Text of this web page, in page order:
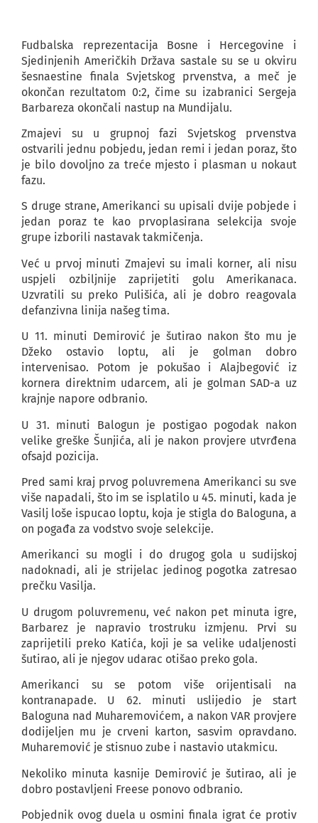
Fudbalska reprezentacija Bosne i Hercegovine i
Sjedinjenih Američkih Država sastale su se u okviru
šesnaestine finala Svjetskog prvenstva, a meč je
okončan rezultatom 0:2, čime su izabranici Sergeja
Barbareza okončali nastup na Mundijalu.
Zmajevi su u grupnoj fazi Svjetskog prvenstva
ostvarili jednu pobjedu, jedan remi i jedan poraz, što
je bilo dovoljno za treće mjesto i plasman u nokaut
fazu.
S druge strane, Amerikanci su upisali dvije pobjede i
jedan poraz te kao prvoplasirana selekcija svoje
grupe izborili nastavak takmičenja.
Već u prvoj minuti Zmajevi su imali korner, ali nisu
uspjeli ozbiljnije zaprijetiti golu Amerikanaca.
Uzvratili su preko Pulišića, ali je dobro reagovala
defanzivna linija našeg tima.
U 11. minuti Demirović je šutirao nakon što mu je
Džeko ostavio loptu, ali je golman dobro
intervenisao. Potom je pokušao i Alajbegović iz
kornera direktnim udarcem, ali je golman SAD-a uz
krajnje napore odbranio.
U 31. minuti Balogun je postigao pogodak nakon
velike greške Šunjića, ali je nakon provjere utvrđena
ofsajd pozicija.
Pred sami kraj prvog poluvremena Amerikanci su sve
više napadali, što im se isplatilo u 45. minuti, kada je
Vasilj loše ispucao loptu, koja je stigla do Baloguna, a
on pogađa za vodstvo svoje selekcije.
Amerikanci su mogli i do drugog gola u sudijskoj
nadoknadi, ali je strijelac jedinog pogotka zatresao
prečku Vasilja.
U drugom poluvremenu, već nakon pet minuta igre,
Barbarez je napravio trostruku izmjenu. Prvi su
zaprijetili preko Katića, koji je sa velike udaljenosti
šutirao, ali je njegov udarac otišao preko gola.
Amerikanci su se potom više orijentisali na
kontranapade. U 62. minuti uslijedio je start
Baloguna nad Muharemovićem, a nakon VAR provjere
dodijeljen mu je crveni karton, sasvim opravdano.
Muharemović je stisnuo zube i nastavio utakmicu.
Nekoliko minuta kasnije Demirović je šutirao, ali je
dobro postavljeni Freese ponovo odbranio.
Pobjednik ovog duela u osmini finala igrat će protiv